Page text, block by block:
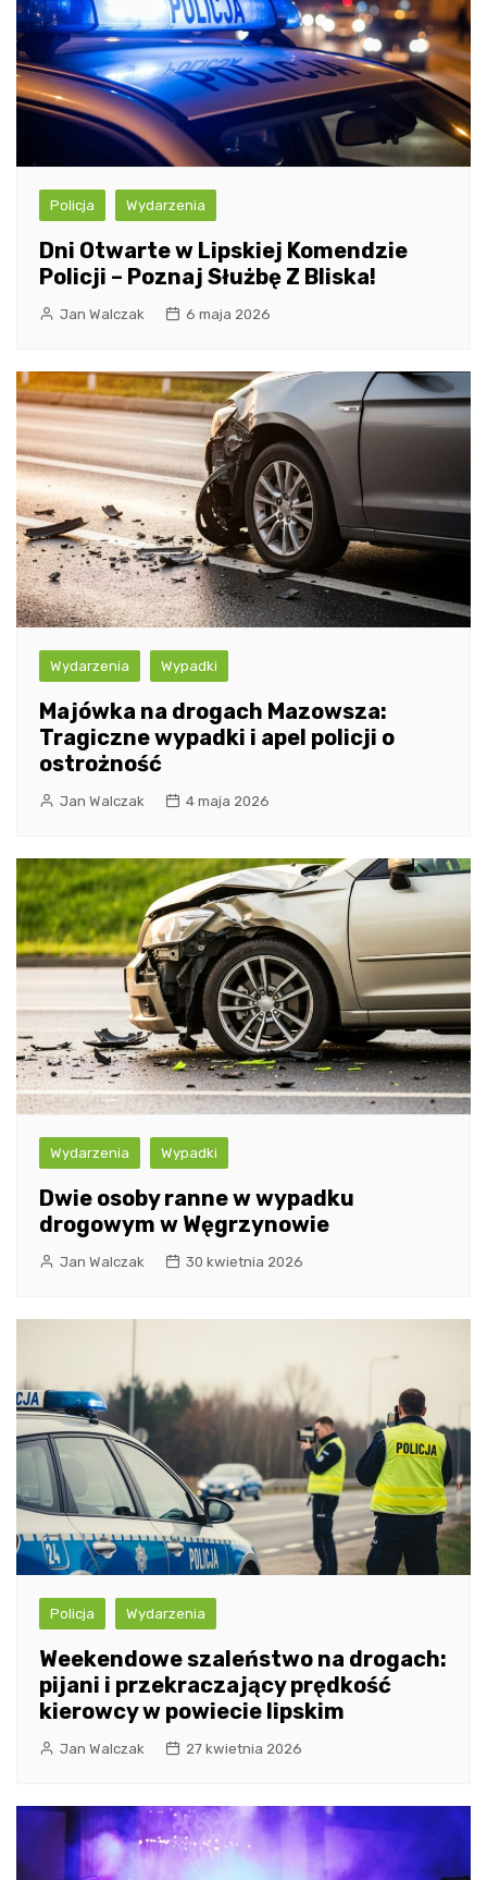
Policja Wydarzenia
Dni Otwarte w Lipskiej Komendzie
Policji – Poznaj Służbę Z Bliska!
Jan Walczak 6 maja 2026
Wydarzenia Wypadki
Majówka na drogach Mazowsza:
Tragiczne wypadki i apel policji o
ostrożność
Jan Walczak 4 maja 2026
Wydarzenia Wypadki
Dwie osoby ranne w wypadku
drogowym w Węgrzynowie
Jan Walczak 30 kwietnia 2026
Policja Wydarzenia
Weekendowe szaleństwo na drogach:
pijani i przekraczający prędkość
kierowcy w powiecie lipskim
Jan Walczak 27 kwietnia 2026